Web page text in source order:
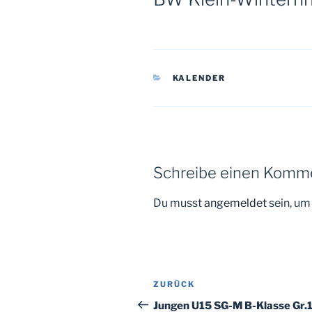
KATEGORIEN
KALENDER
Schreibe einen
Du musstangemeldetsein,
Beitragsnavigation
Vorheriger
Beitrag
ZURÜCK
Jungen U15 SG-M B-Klasse Gr.1